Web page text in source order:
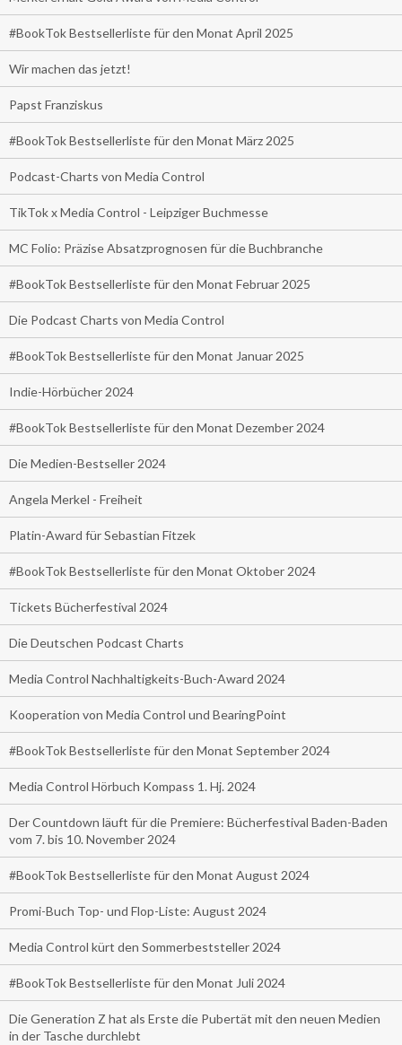
#BookTok Bestsellerliste für den Monat April 2025
Wir machen das jetzt!
Papst Franziskus
#BookTok Bestsellerliste für den Monat März 2025
Podcast-Charts von Media Control
TikTok x Media Control - Leipziger Buchmesse
MC Folio: Präzise Absatzprognosen für die Buchbranche
#BookTok Bestsellerliste für den Monat Februar 2025
Die Podcast Charts von Media Control
#BookTok Bestsellerliste für den Monat Januar 2025
Indie-Hörbücher 2024
#BookTok Bestsellerliste für den Monat Dezember 2024
Die Medien-Bestseller 2024
Angela Merkel - Freiheit
Platin-Award für Sebastian Fitzek
#BookTok Bestsellerliste für den Monat Oktober 2024
Tickets Bücherfestival 2024
Die Deutschen Podcast Charts
Media Control Nachhaltigkeits-Buch-Award 2024
Kooperation von Media Control und BearingPoint
#BookTok Bestsellerliste für den Monat September 2024
Media Control Hörbuch Kompass 1. Hj. 2024
Der Countdown läuft für die Premiere: Bücherfestival Baden-Baden
vom 7. bis 10. November 2024
#BookTok Bestsellerliste für den Monat August 2024
Promi-Buch Top- und Flop-Liste: August 2024
Media Control kürt den Sommerbeststeller 2024
#BookTok Bestsellerliste für den Monat Juli 2024
Die Generation Z hat als Erste die Pubertät mit den neuen Medien
in der Tasche durchlebt